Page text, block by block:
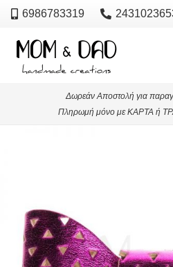
6986783319
Δωρεάν Αποστολή για
Πληρωμή μόνο με ΚΑΡΤΑ ή